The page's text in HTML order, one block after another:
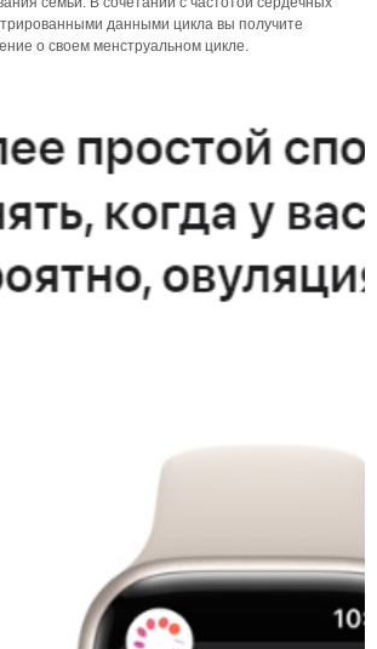
данными цикла вы получите
о своем менструальном цикле.